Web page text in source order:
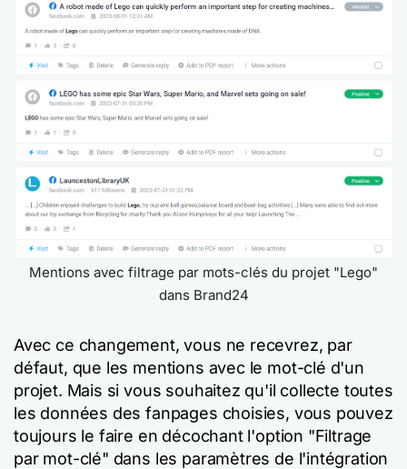
Mentions avec filtrage par mots-clés du projet "Lego"
dans Brand24
Avec ce changement, vous ne recevrez, par
défaut, que les mentions avec le mot-clé d'un
projet. Mais si vous souhaitez qu'il collecte toutes
les données des fanpages choisies, vous pouvez
toujours le faire en décochant l'option "Filtrage
par mot-clé" dans les paramètres de l'intégration